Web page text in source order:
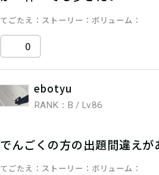
てごたえ ストーリー ボリューム
0
ebotyu
RANK：B / Lv.86
でんごくの方の出題間違えが
てごたえ ストーリー ボリューム